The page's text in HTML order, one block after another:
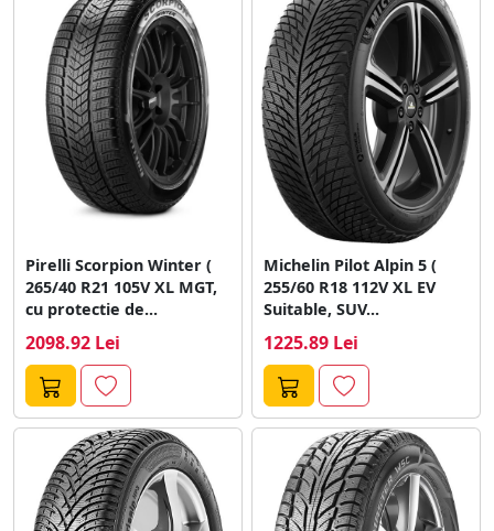
Pirelli Scorpion Winter (
265/40 R21 105V XL MGT,
cu protectie de...
2098.92 Lei
Michelin Pilot Alpin 5 (
255/60 R18 112V XL EV
Suitable, SUV...
1225.89 Lei